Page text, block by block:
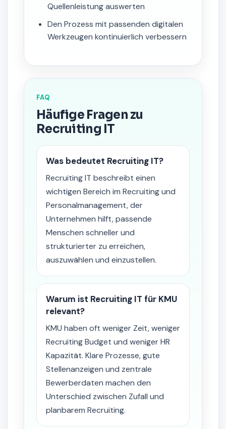
Quellenleistung auswerten
Den Prozess mit passenden digitalen
Werkzeugen kontinuierlich verbessern
FAQ
Häufige Fragen zu
Recruiting IT
Was bedeutet Recruiting IT?
Recruiting IT beschreibt einen
wichtigen Bereich im Recruiting und
Personalmanagement, der
Unternehmen hilft, passende
Menschen schneller und
strukturierter zu erreichen,
auszuwählen und einzustellen.
Warum ist Recruiting IT für KMU
relevant?
KMU haben oft weniger Zeit, weniger
Recruiting Budget und weniger HR
Kapazität. Klare Prozesse, gute
Stellenanzeigen und zentrale
Bewerberdaten machen den
Unterschied zwischen Zufall und
planbarem Recruiting.